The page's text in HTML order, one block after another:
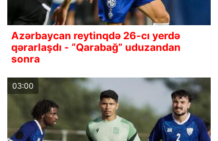
Azərbaycan reytinqdə 26-cı yerdə
qərarlaşdı - “Qarabağ” uduzandan
sonra
03:00